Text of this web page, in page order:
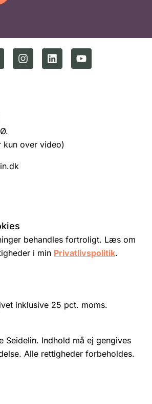
kun over video)
behandles fortroligt. Læs om
i min Privatlivspolitik.
inklusive 25 pct. moms.
Seidelin. Indhold må ej gengives
Alle rettigheder forbeholdes.